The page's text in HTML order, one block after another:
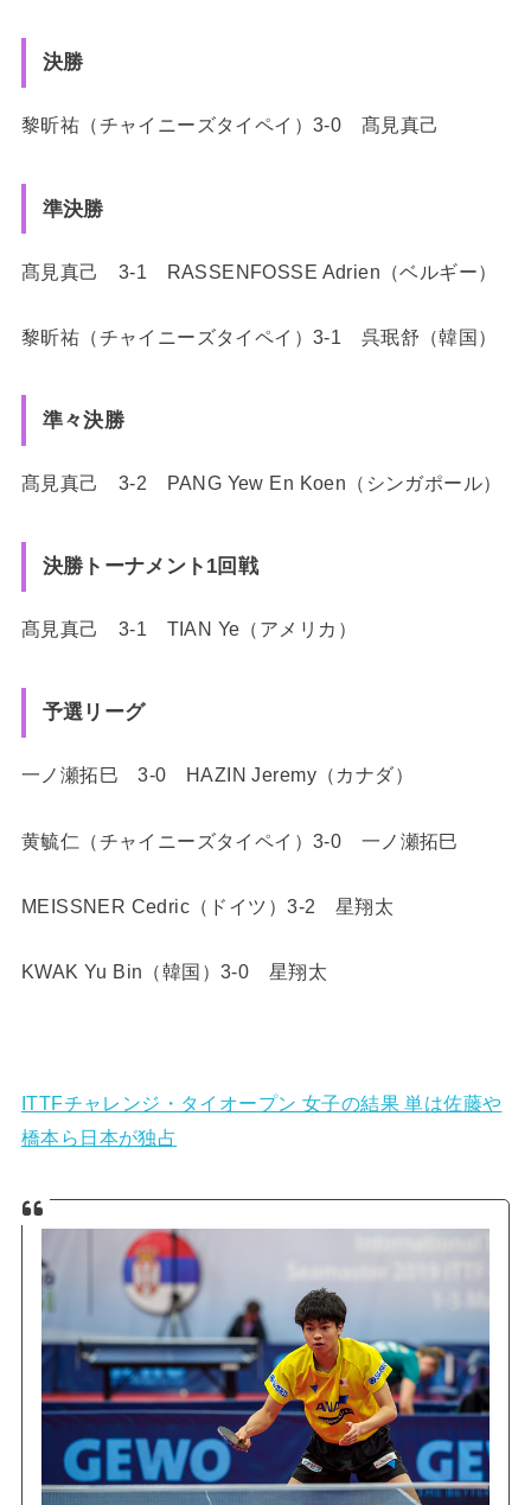
決勝
黎昕祐（チャイニーズタイペイ）3-0 髙見真己
準決勝
髙見真己 3-1 RASSENFOSSE Adrien（ベルギー）
黎昕祐（チャイニーズタイペイ）3-1 呉珉舒（韓国）
準々決勝
髙見真己 3-2 PANG Yew En Koen（シンガポール）
決勝トーナメント1回戦
髙見真己 3-1 TIAN Ye（アメリカ）
予選リーグ
一ノ瀬拓巳 3-0 HAZIN Jeremy（カナダ）
黄毓仁（チャイニーズタイペイ）3-0 一ノ瀬拓巳
MEISSNER Cedric（ドイツ）3-2 星翔太
KWAK Yu Bin（韓国）3-0 星翔太
ITTFチャレンジ・タイオープン 女子の結果 単は佐藤や
橋本ら日本が独占